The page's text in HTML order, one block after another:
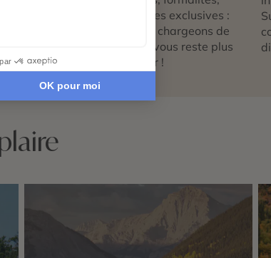
à votre
expériences exclusives :
nous nous chargeons de
tout. Il ne vous reste plus
qu’à partir !